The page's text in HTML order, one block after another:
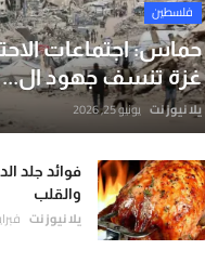
فلسطين
حماس: اجتماعات
غزة تنسف جهود ال...
يلا نيوز نت يونيو 25, 2026
فوائد جلد
والقلب
يلا نيوز نت فبراير 21,